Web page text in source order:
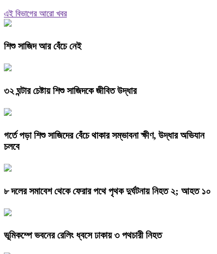
এই বিভাগের আরো খবর
শিশু সাজিদ আর বেঁচে নেই
৩২ ঘন্টার চেষ্টায় শিশু সাজিদকে জীবিত উদ্ধার
গর্তে পড়া শিশু সাজিদের বেঁচে থাকার সম্ভাবনা ক্ষীণ, উদ্ধার অভিযান
চলবে
৮ দলের সমাবেশ থেকে ফেরার পথে পৃথক দুর্ঘটনায় নিহত ২; আহত ১০
ভূমিকম্পে ভবনের রেলিং ধ্বসে ঢাকায় ৩ পথচারী নিহত